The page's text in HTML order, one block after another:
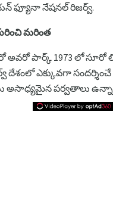
ఫ్యూనా నేషనల్ రిజర్వ్.
మరింత
అవరో పార్క్ 1973 లో
దేశంలో ఎక్కువగా సందర్శించే
పర్వతాలు ఉన్నాయి,